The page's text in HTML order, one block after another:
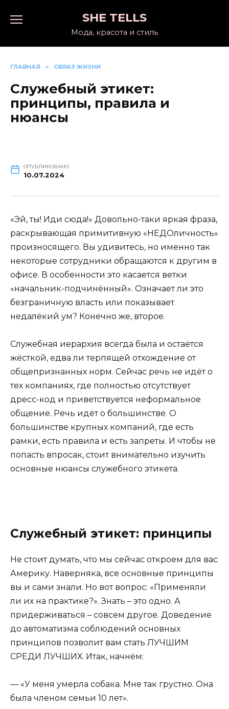
SHE TELLS
Мода, красота и стиль
ГЛАВНАЯ » ОБРАЗ ЖИЗНИ
Служебный этикет:
принципы, правила и
нюансы
ОПУБЛИКОВАНО
10.07.2024
«Эй, ты! Иди сюда!» Довольно-таки яркая фраза,
раскрывающая примитивную «НЕДОличность»
произносящего. Вы удивитесь, но именно так
некоторые сотрудники обращаются к другим в
офисе. В особенности это касается ветки
«начальник-подчинённый». Означает ли это
безграничную власть или показывает
недалёкий ум? Конечно же, второе.
Служебная иерархия всегда была и остаётся
жёсткой, едва ли терпящей отхождение от
общепризнанных норм. Сейчас речь не идёт о
тех компаниях, где полностью отсутствует
дресс-код и приветствуется неформальное
общение. Речь идёт о большинстве. О
большинстве крупных компаний, где есть
рамки, есть правила и есть запреты. И чтобы не
попасть впросак, стоит внимательно изучить
основные нюансы служебного этикета.
Служебный этикет: принципы
Не стоит думать, что мы сейчас откроем для вас
Америку. Наверняка, все основные принципы
вы и сами знали. Но вот вопрос: «Применяли
ли их на практике?». Знать – это одно. А
придерживаться – совсем другое. Доведение
до автоматизма соблюдений основных
принципов позволит вам стать ЛУЧШИМ
СРЕДИ ЛУЧШИХ. Итак, начнём:
— «У меня умерла собака. Мне так грустно. Она
была членом семьи 10 лет».